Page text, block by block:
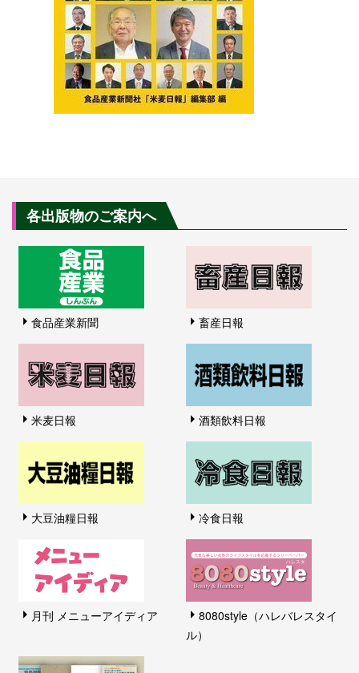
各出版物のご案内へ
食品産業新聞 畜産日報
米麦日報 酒類飲料日報
大豆油糧日報 冷食日報
月刊 メニューアイディア
8080style（ハレバレスタイ
ル）